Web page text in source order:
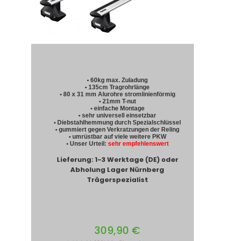
• 60kg max. Zuladung
• 135cm Tragrohrlänge
• 80 x 31 mm Alurohre stromlinienförmig
• 21mm T-nut
• einfache Montage
• sehr universell einsetzbar
• Diebstahlhemmung durch Spezialschlüssel
• gummiert gegen Verkratzungen der Reling
• umrüstbar auf viele weitere PKW
• Unser Urteil: sehr empfehlenswert
Lieferung: 1-3 Werktage (DE) oder
Abholung Lager Nürnberg
Trägerspezialist
309,90 €